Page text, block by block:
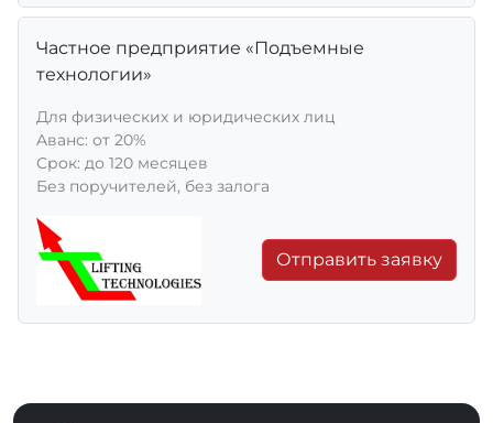
Частное предприятие «Подъемные
технологии»
Для физических и юридических лиц
Aванс: от 20%
Срок: до 120 месяцев
Без поручителей, без залога
Отправить заявку